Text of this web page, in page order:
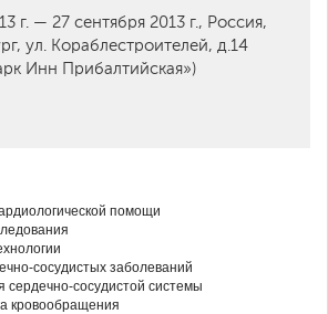
г. — 27 сентября 2013 г., Россия,
ул. Кораблестроителей, д.14
Инн Прибалтийская»)
помощи
сосудистых заболеваний
сердечно-сосудистой системы
кровообращения